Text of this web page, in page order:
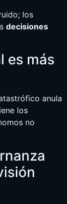
los
decisiones
es más
anula
los
no